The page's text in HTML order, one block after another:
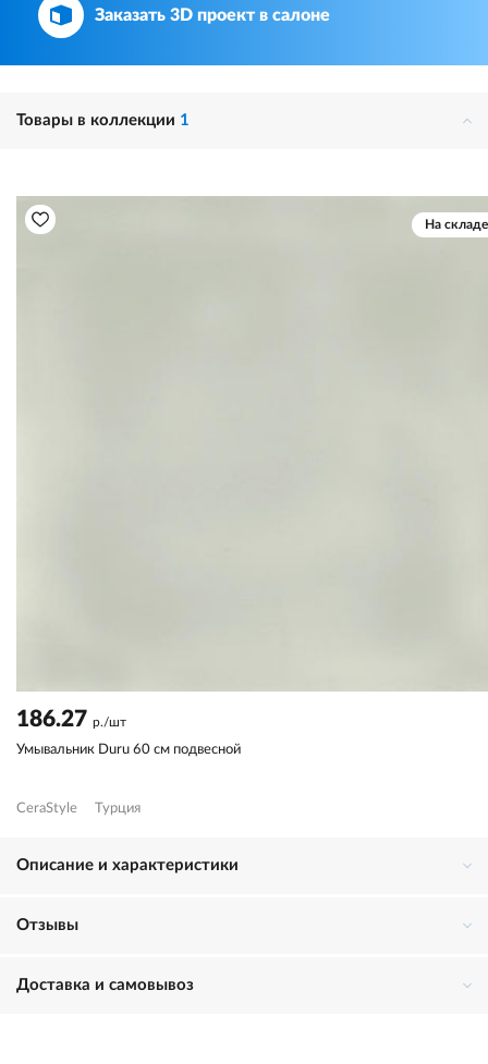
Заказать 3D проект в салоне
Товары в коллекции 1
На складе
186.27 р./шт
Умывальник Duru 60 см подвесной
CeraStyle Турция
Описание и характеристики
Отзывы
Доставка и самовывоз